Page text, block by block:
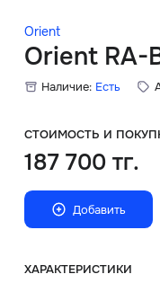
Orient
Orient RA-
Наличие: Есть
СТОИМОСТЬ И
187 700 тг.
Добавить
ХАРАКТЕРИСТИКИ
О